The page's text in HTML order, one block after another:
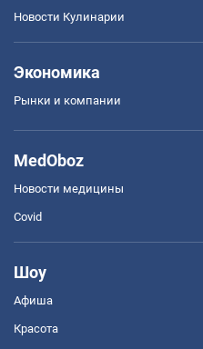
Новости Кулинарии
Экономика
Рынки и компании
MedOboz
Новости медицины
Covid
Шоу
Афиша
Красота